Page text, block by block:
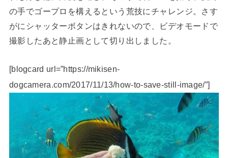
の手でゴープロを構えるという荒技にチャレンジ。さす
がにシャッターボタンはきれないので、ビデオモードで
撮影したあと静止画として切り出しました。
[blogcard url=”https://mikisen-
dogcamera.com/2017/11/13/how-to-save-still-image/”]